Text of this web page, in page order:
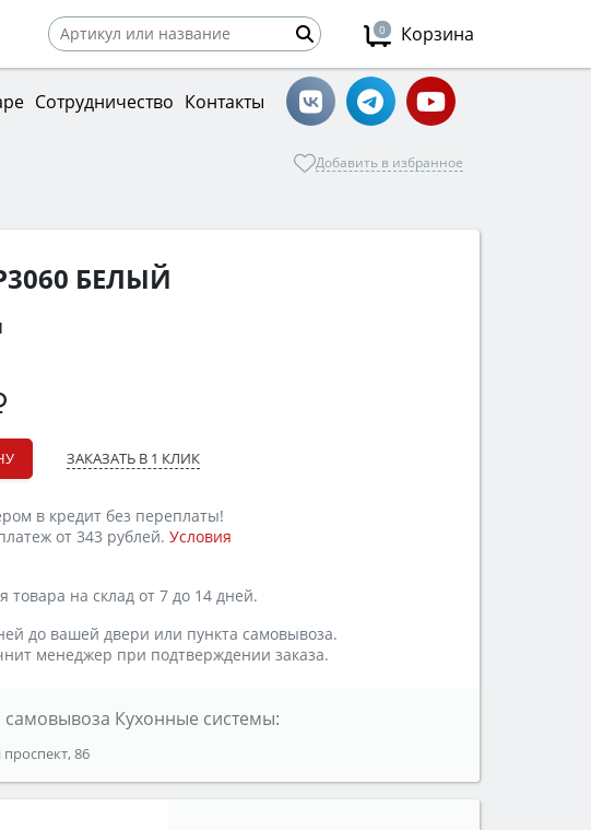
0 Корзина
Сотрудничество Контакты
Добавить в избранное
БЕЛЫЙ
ЗАКАЗАТЬ В 1 КЛИК
в кредит без переплаты!
от 343 рублей. Условия
товара на склад от 7 до 14 дней.
до вашей двери или пункта самовывоза.
менеджер при подтверждении заказа.
Кухонные системы:
86